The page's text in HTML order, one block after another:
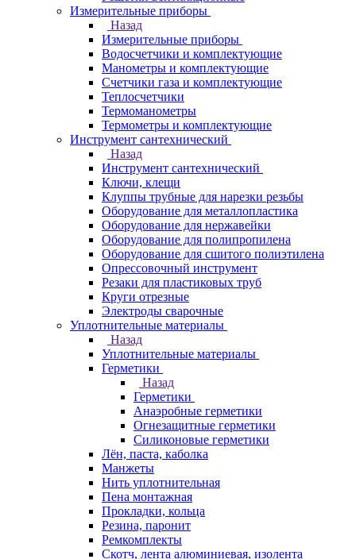
Измерительные приборы
Назад
Измерительные приборы
Водосчетчики и комплектующие
Манометры и комплектующие
Счетчики газа и комплектующие
Теплосчетчики
Термоманометры
Термометры и комплектующие
Инструмент сантехнический
Назад
Инструмент сантехнический
Ключи, клещи
Клуппы трубные для нарезки резьбы
Оборудование для металлопластика
Оборудование для нержавейки
Оборудование для полипропилена
Оборудование для сшитого полиэтилена
Опрессовочный инструмент
Резаки для пластиковых труб
Круги отрезные
Электроды сварочные
Уплотнительные материалы
Назад
Уплотнительные материалы
Герметики
Назад
Герметики
Анаэробные герметики
Огнезащитные герметики
Силиконовые герметики
Лён, паста, каболка
Манжеты
Нить уплотнительная
Пена монтажная
Прокладки, кольца
Резина, паронит
Ремкомплекты
Скотч, лента алюминиевая, изолента